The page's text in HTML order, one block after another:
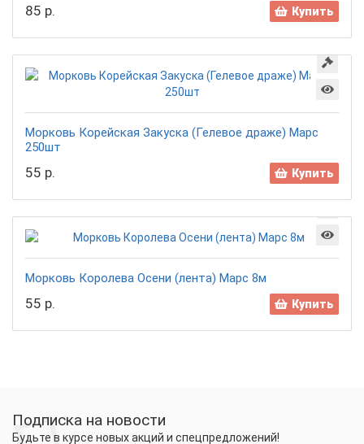
85 р. Купить
Морковь Корейская Закуска (Гелевое драже) Марс
250шт
55 р. Купить
Морковь Королева Осени (лента) Марс 8м
55 р. Купить
Подписка на новости
Будьте в курсе новых акций и спецпредложений!